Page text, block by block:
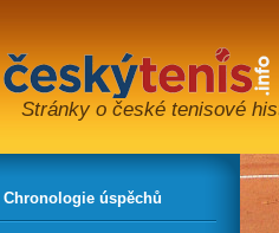
Stránky o české tenisové
Chronologie úspěchů